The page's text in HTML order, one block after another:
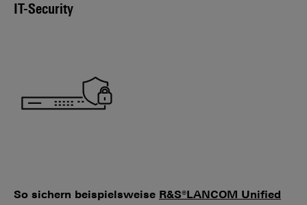
IT-Security
So sichern beispielsweise R&S®LANCOM Unified